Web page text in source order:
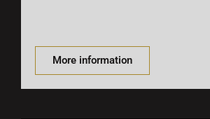
More information